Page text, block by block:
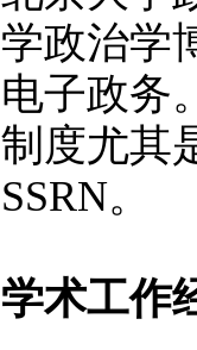
学政治学
电子政务
制度尤其
SSRN。
学术工作